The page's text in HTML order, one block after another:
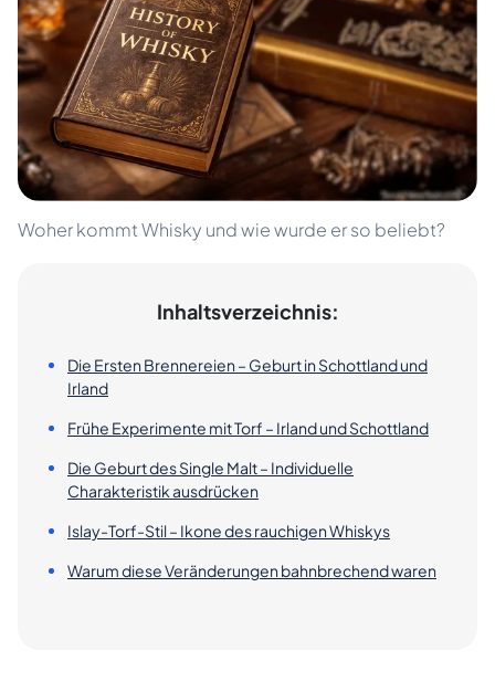
Woher kommt Whisky und wie wurde er so beliebt?
Inhaltsverzeichnis:
Die Ersten Brennereien – Geburt in Schottland und
Irland
Frühe Experimente mit Torf – Irland und Schottland
Die Geburt des Single Malt – Individuelle
Charakteristik ausdrücken
Islay-Torf-Stil – Ikone des rauchigen Whiskys
Warum diese Veränderungen bahnbrechend waren